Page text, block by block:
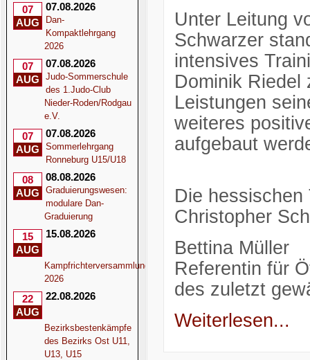
07
AUG
07.08.2026
Dan-
Kompaktlehrgang
2026
07
AUG
07.08.2026
Judo-Sommerschule
des 1.Judo-Club
Nieder-Roden/Rodgau
e.V.
07
AUG
07.08.2026
Sommerlehrgang
Ronneburg U15/U18
08
AUG
08.08.2026
Graduierungswesen:
modulare Dan-
Graduierung
15
AUG
15.08.2026
Kampfrichterversammlung
2026
22
AUG
22.08.2026
Bezirksbestenkämpfe
des Bezirks Ost U11,
U13, U15
Unter Leitung
Schwarzer
intensives
Dominik Riedel
Leistungen
weiteres
aufgebaut
Die hessischen
Christopher
Bettina Müller
Referentin für
des zuletzt
Weiterlesen...